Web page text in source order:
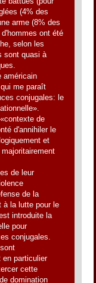
(4% des
arme (8% des
ont été
selon les
sont quasi à
américain
me paraît
conjugales: le
de
d'annihiler le
et
de leur
de la
à la lutte pour le
introduite la
pour
conjugales.
en particulier
cette
domination